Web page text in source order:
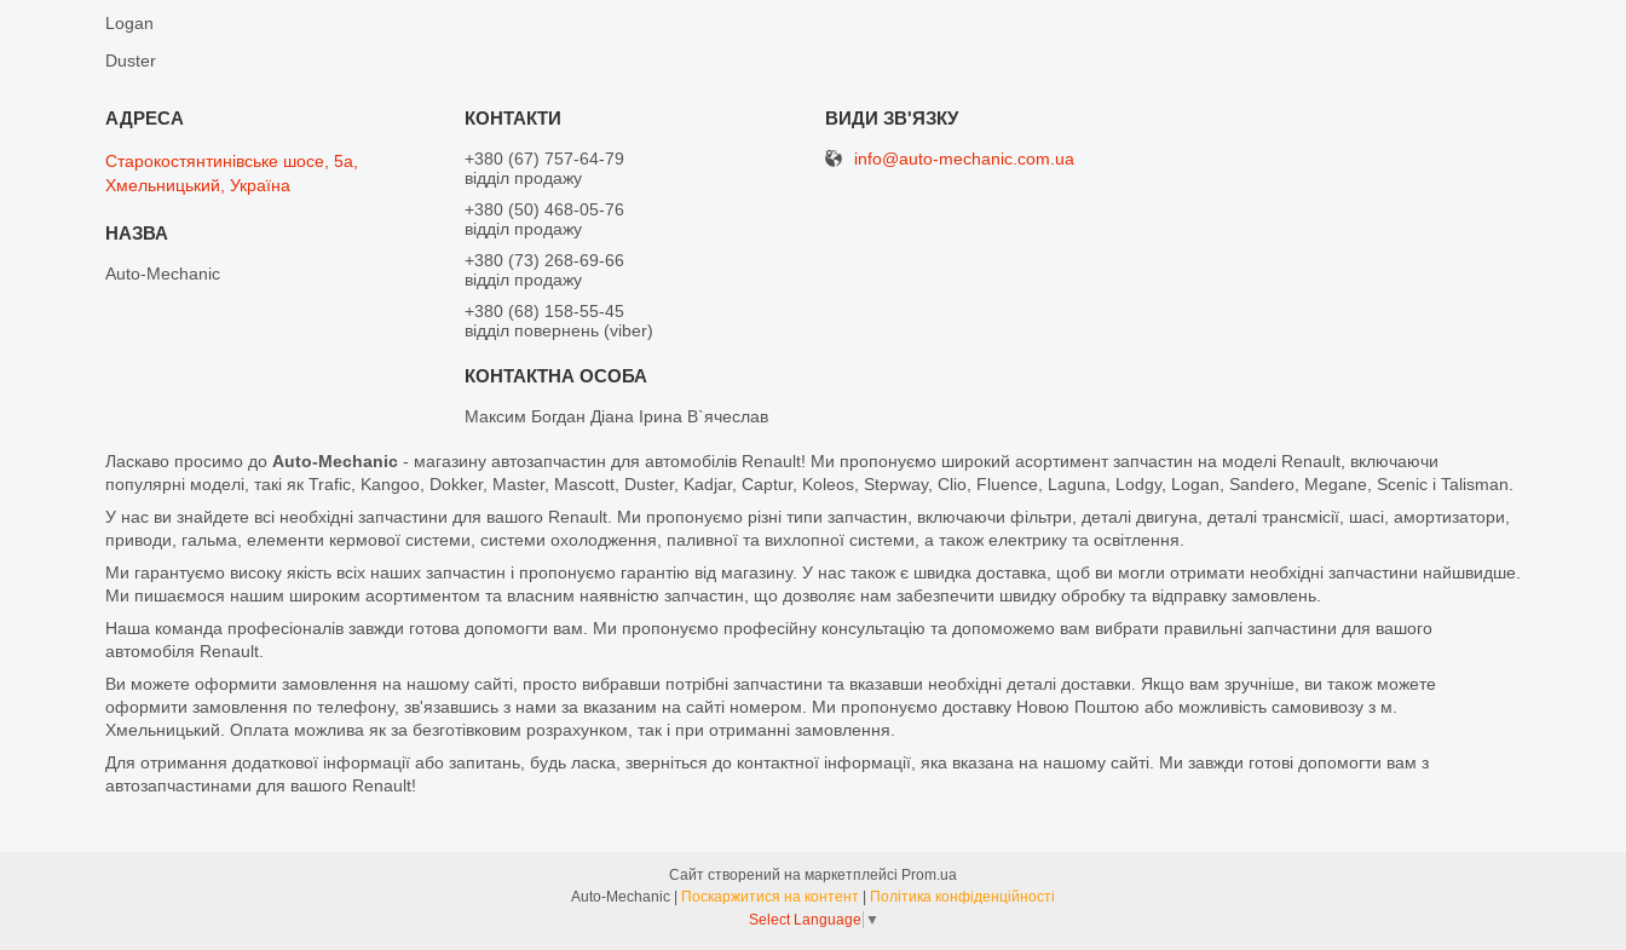
Logan
Duster
Старокостянтинівське шосе, 5а,
Хмельницький, Україна
Auto-Mechanic
+380 (67) 757-64-79
відділ продажу
+380 (50) 468-05-76
відділ продажу
+380 (73) 268-69-66
відділ продажу
+380 (68) 158-55-45
відділ повернень (viber)
Максим Богдан Діана Ірина В`ячеслав
info@auto-mechanic.com.ua
Ласкаво просимо до Auto-Mechanic - магазину автозапчастин для автомобілів Renault! Ми пропонуємо широкий асортимент запчастин на моделі Renault, включаючи
популярні моделі, такі як Trafic, Kangoo, Dokker, Master, Mascott, Duster, Kadjar, Captur, Koleos, Stepway, Clio, Fluence, Laguna, Lodgy, Logan, Sandero, Megane, Scenic і Talisman.
У нас ви знайдете всі необхідні запчастини для вашого Renault. Ми пропонуємо різні типи запчастин, включаючи фільтри, деталі двигуна, деталі трансмісії, шасі, амортизатори,
приводи, гальма, елементи кермової системи, системи охолодження, паливної та вихлопної системи, а також електрику та освітлення.
Ми гарантуємо високу якість всіх наших запчастин і пропонуємо гарантію від магазину. У нас також є швидка доставка, щоб ви могли отримати необхідні запчастини найшвидше.
Ми пишаємося нашим широким асортиментом та власним наявністю запчастин, що дозволяє нам забезпечити швидку обробку та відправку замовлень.
Наша команда професіоналів завжди готова допомогти вам. Ми пропонуємо професійну консультацію та допоможемо вам вибрати правильні запчастини для вашого
автомобіля Renault.
Ви можете оформити замовлення на нашому сайті, просто вибравши потрібні запчастини та вказавши необхідні деталі доставки. Якщо вам зручніше, ви також можете
оформити замовлення по телефону, зв'язавшись з нами за вказаним на сайті номером. Ми пропонуємо доставку Новою Поштою або можливість самовивозу з м.
Хмельницький. Оплата можлива як за безготівковим розрахунком, так і при отриманні замовлення.
Для отримання додаткової інформації або запитань, будь ласка, зверніться до контактної інформації, яка вказана на нашому сайті. Ми завжди готові допомогти вам з
автозапчастинами для вашого Renault!
Сайт створений на маркетплейсі Prom.ua
Поскаржитися на контент
Політика конфіденційності
Select Language ▼